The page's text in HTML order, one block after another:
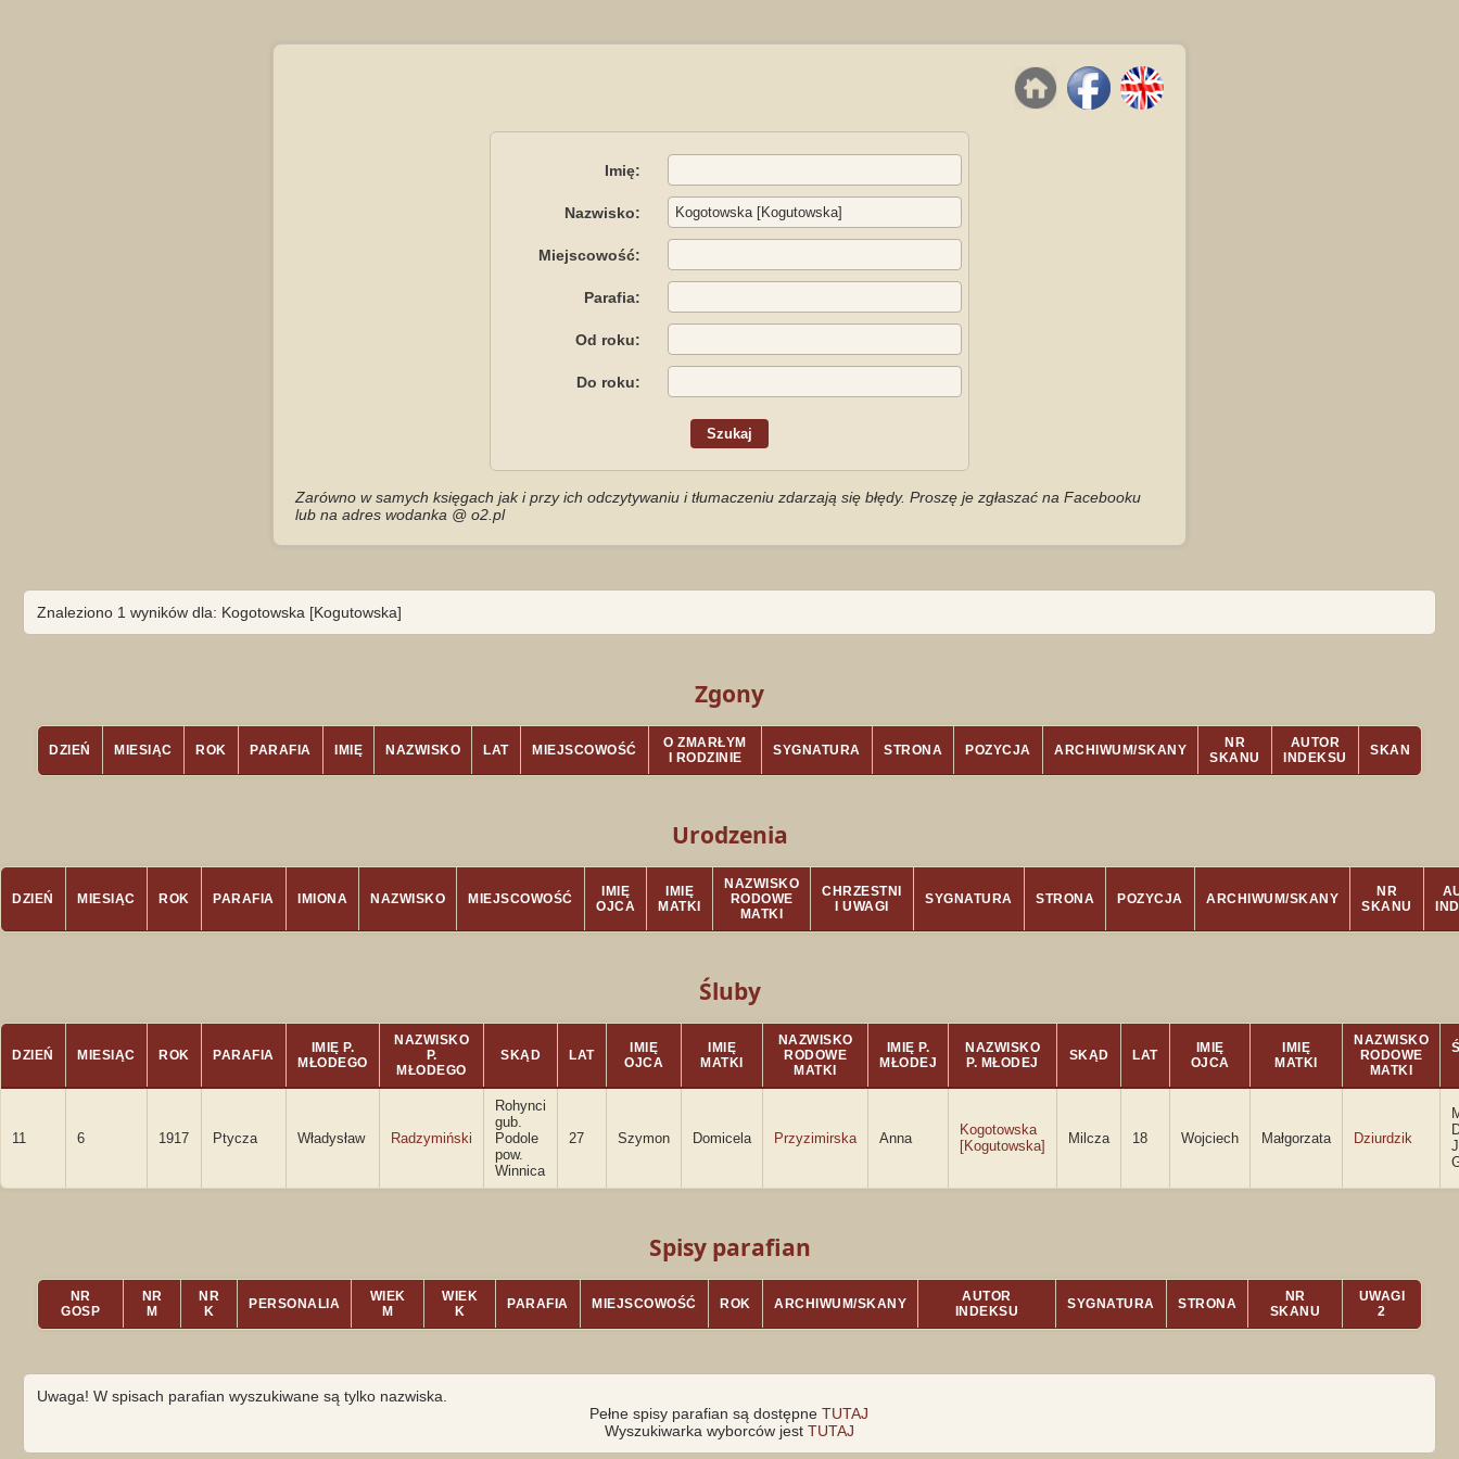
Imię:
Nazwisko:
Miejscowość:
Parafia:
Od roku:
Do roku:
Zarówno w samych księgach jak i przy ich odczytywaniu i tłumaczeniu zdarzają się błędy. Proszę je zgłaszać na Facebooku
lub na adres wodanka @ o2.pl
Znaleziono 1 wyników dla: Kogotowska [Kogutowska]
Zgony
DZIEŃ MIESIĄC ROK PARAFIA IMIĘ NAZWISKO LAT MIEJSCOWOŚĆ
O ZMARŁYM
I RODZINIE
SYGNATURA STRONA POZYCJA ARCHIWUM/SKANY
NR
SKANU
AUTOR
INDEKSU
SKAN
Urodzenia
DZIEŃ MIESIĄC ROK PARAFIA IMIONA NAZWISKO MIEJSCOWOŚĆ
IMIĘ
OJCA
IMIĘ
MATKI
NAZWISKO
RODOWE
MATKI
CHRZESTNI
I UWAGI
SYGNATURA STRONA POZYCJA ARCHIWUM/SKANY
NR
SKANU
Śluby
DZIEŃ MIESIĄC ROK PARAFIA
IMIĘ P.
MŁODEGO
NAZWISKO
P.
MŁODEGO
SKĄD LAT
IMIĘ
OJCA
IMIĘ
MATKI
NAZWISKO
RODOWE
MATKI
IMIĘ P.
MŁODEJ
NAZWISKO
P. MŁODEJ
SKĄD LAT
IMIĘ
OJCA
IMIĘ
MATKI
NAZWISKO
RODOWE
MATKI
11 6 1917 Ptycza Władysław Radzymiński
Rohynci
gub.
Podole
pow.
Winnica
27 Szymon Domicela Przyzimirska Anna
Kogotowska
[Kogutowska]
Milcza 18 Wojciech Małgorzata Dziurdzik
Spisy parafian
NR
GOSP
NR
M
NR
K
PERSONALIA
WIEK
M
WIEK
K
PARAFIA MIEJSCOWOŚĆ ROK ARCHIWUM/SKANY
AUTOR
INDEKSU
SYGNATURA STRONA
NR
SKANU
UWAGI
2
Uwaga! W spisach parafian wyszukiwane są tylko nazwiska.
Pełne spisy parafian są dostępneTUTAJ
Wyszukiwarka wyborców jest TUTAJ